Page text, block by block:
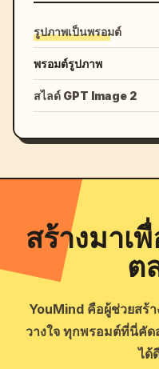
รูปภาพเป็นพรอมต์
พรอมต์รูปภาพ
สไลด์ GPT Image 2
สร้างมาเ
ต
YouMind คือผู้ช่วยสร้า
วางใจ ทุกพรอมต์ที่นี่คั
ได้